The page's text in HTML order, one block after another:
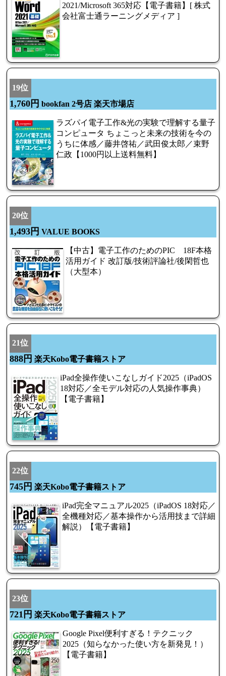
2021/Microsoft 365対応【電子書籍】[ 株式
会社富士通ラーニングメディア ]
19位
1,760円 bookfan 2号店 楽天市場店
ラズパイ電子工作&光の実験で理解する量子
コンピュータ ちょこっと未来の技術を今の
うちに体感／藤井啓祐／武田俊太郎／束野
仁政【1000円以上送料無料】
20位
1,493円 VALUE BOOKS
【中古】電子工作のためのPIC 18F本格
活用ガイド 改訂版/技術評論社/後閑哲也
（大型本）
21位
888円 楽天Kobo電子書籍ストア
iPad全操作使いこなしガイド2025（iPadOS
18対応／全モデル対応の人気操作事典）
【電子書籍】
22位
745円 楽天Kobo電子書籍ストア
iPad完全マニュアル2025（iPadOS 18対応／
全機種対応／基本操作から活用技まで詳細
解説）【電子書籍】
23位
721円 楽天Kobo電子書籍ストア
Google Pixel便利すぎる！テクニック
2025（知らなかった使い方を新発見！）
【電子書籍】